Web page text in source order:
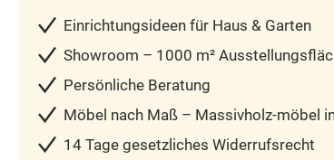
Einrichtungsideen für Haus & Garten
Showroom – 1000 m²
Persönliche Beratung
Möbel nach Maß – Massivholz-möbel
14 Tage gesetzliches Widerrufsrecht